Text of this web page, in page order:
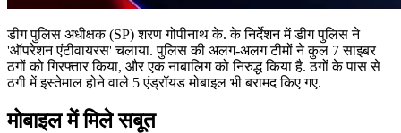
डीग पुल‍िस अधीक्षक (SP) शरण गोपीनाथ के. के निर्देशन में डीग पुलिस ने
'ऑपरेशन एंटीवायरस' चलाया. पुलिस की अलग-अलग टीमों ने कुल 7 साइबर
ठगों को गिरफ्तार किया, और एक नाबालिग को निरुद्ध किया है. ठगों के पास से
ठगी में इस्तेमाल होने वाले 5 एंड्रॉयड मोबाइल भी बरामद किए गए.
मोबाइल में मिले सबूत